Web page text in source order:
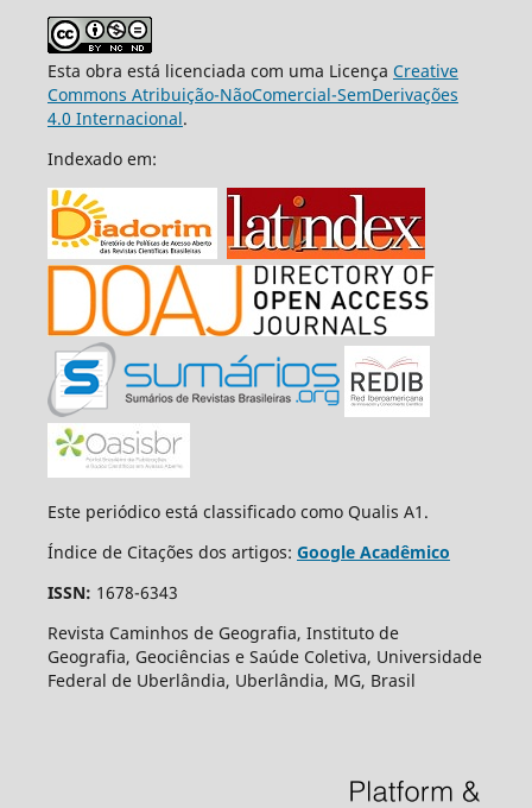
Esta obra está licenciada com uma Licença Creative
Commons Atribuição-NãoComercial-SemDerivações
4.0 Internacional.
Indexado em:
Este periódico está classificado como Qualis A1.
Índice de Citações dos artigos: Google Acadêmico
ISSN: 1678-6343
Revista Caminhos de Geografia, Instituto de
Geografia, Geociências e Saúde Coletiva, Universidade
Federal de Uberlândia, Uberlândia, MG, Brasil